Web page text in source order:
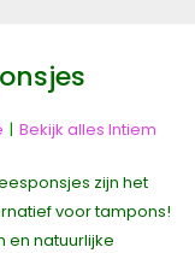
Bekijk alles Intiem
zijn het
voor tampons!
en natuurlijke